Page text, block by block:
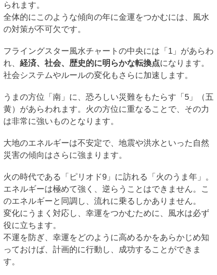
られます。
全体的にこのような傾向の年に金運をつかむには、風水
の対策が不可欠です。
フライングスター風水チャートの中央には「1」があらわ
れ、 経済、社会、歴史的に明らかな転換点になります。
社会システムやルールの変化もさらに加速します。
うまの方位「南」に、恐ろしい災難をもたらす「5」（五
黄）があらわれます。火の方位に重なることで、その力
は非常に強いものとなります。
大地のエネルギーは不安定で、地震や洪水といった自然
災害の傾向はさらに強まります。
火の時代である「ピリオド9」に訪れる「火のうま年」。
エネルギーは極めて強く、逆らうことはできません。こ
のエネルギーと同調し、流れに乗るしかありません。
変化にうまく対応し、幸運をつかむために、風水は必ず
役に立ちます。
不運を防ぎ、幸運をどのように高めるかをあらかじめ知
っておけば、計画的に行動し、成功することができま
す。